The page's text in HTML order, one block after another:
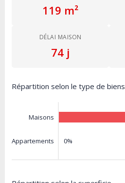
119 m²
DÉLAI MAISON
74 j
Répartition selon le type de biens
Maisons
Appartements 0%